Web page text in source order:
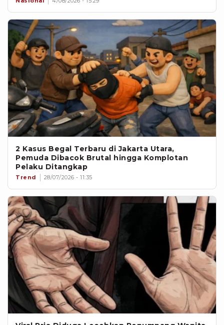
2 Kasus Begal Terbaru di Jakarta Utara,
Pemuda Dibacok Brutal hingga Komplotan
Pelaku Ditangkap
Trend 28/07/2026 - 11:35